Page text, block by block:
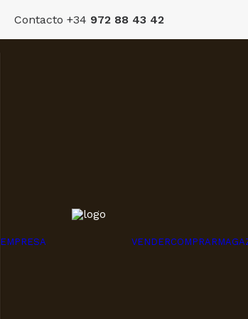
Contacto +34 972 88 43 42
EMPRESA VENDERCOMPRAR